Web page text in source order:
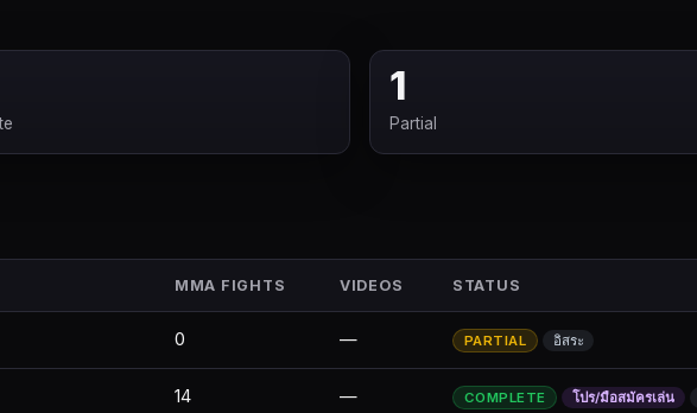
1
Partial
MMA FIGHTS VIDEOS STATUS
0 — PARTIAL อิสระ
14 — COMPLETE โปร/มือสมัครเล่น